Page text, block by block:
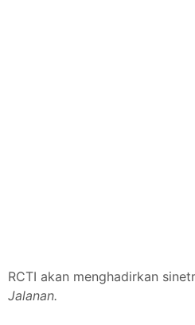
RCTI akan menghadirkan
Jalanan.